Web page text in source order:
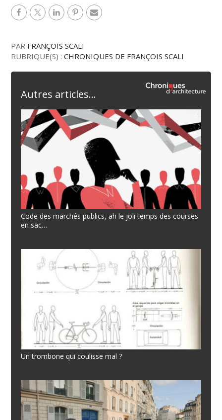
PAR FRANÇOIS SCALI
RUBRIQUE(S) :CHRONIQUES DE FRANÇOIS SCALI
Autres articles...
Code des marchés publics, ah le joli temps des courses
en sac…
Un trombone qui coulisse mal ?